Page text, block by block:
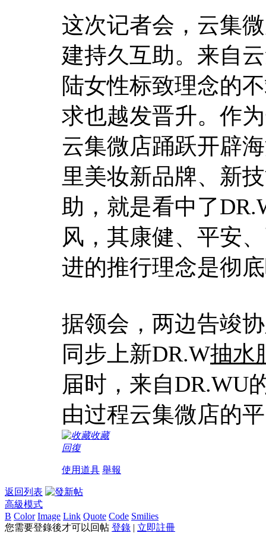
这次记者会，云集
建持久互助。来自
陆女性标致理念的
求也越发晋升。作
云集微店踊跃开辟
里美妆新品牌、新
助，就是看中了
风，其康健、平安
进的推行理念是彻
据领会，两边告竣
同步上新DR.W抽水
届时，来自DR.WU
由过程云集微店的
收藏
回復
使用道具 舉報
返回列表
高級模式
B Color Image Link Quote Code Smilies
您需要登錄後才可以回帖 登錄 | 立即註冊